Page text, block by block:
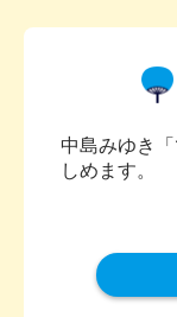
中島みゆき
しめます。